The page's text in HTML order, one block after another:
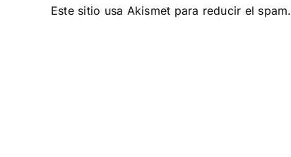
Este sitio usa Akismet para reducir el spam.